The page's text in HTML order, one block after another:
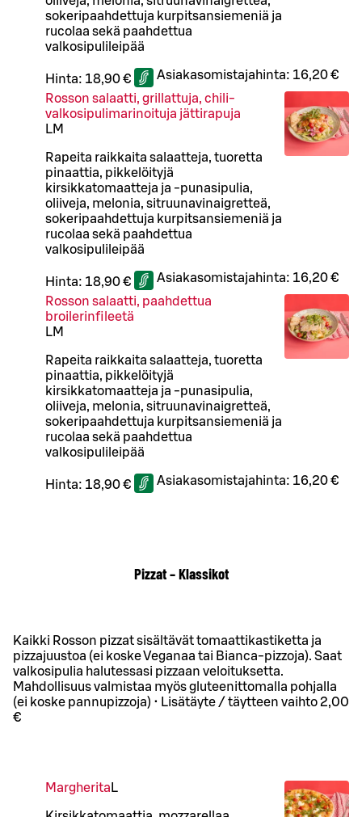
sokeripaahdettuja kurpitsansiemeniä ja
rucolaa sekä paahdettua
valkosipulileipää
Hinta: 18,90 € Asiakasomistajahinta: 16,20 €
Rosson salaatti, grillattuja, chili-
valkosipulimarinoituja jättirapuja
LM
Rapeita raikkaita salaatteja, tuoretta
pinaattia, pikkelöityjä
kirsikkatomaatteja ja -punasipulia,
oliiveja, melonia, sitruunavinaigretteä,
sokeripaahdettuja kurpitsansiemeniä ja
rucolaa sekä paahdettua
valkosipulileipää
Hinta: 18,90 € Asiakasomistajahinta: 16,20 €
Rosson salaatti, paahdettua
broilerinfileetä
LM
Rapeita raikkaita salaatteja, tuoretta
pinaattia, pikkelöityjä
kirsikkatomaatteja ja -punasipulia,
oliiveja, melonia, sitruunavinaigretteä,
sokeripaahdettuja kurpitsansiemeniä ja
rucolaa sekä paahdettua
valkosipulileipää
Hinta: 18,90 € Asiakasomistajahinta: 16,20 €
Pizzat – Klassikot
Kaikki Rosson pizzat sisältävät tomaattikastiketta ja
pizzajuustoa (ei koske Veganaa tai Bianca-pizzoja). Saat
valkosipulia halutessasi pizzaan veloituksetta.
Mahdollisuus valmistaa myös gluteenittomalla pohjalla
(ei koske pannupizzoja) • Lisätäyte / täytteen vaihto 2,00
€
Margherita L